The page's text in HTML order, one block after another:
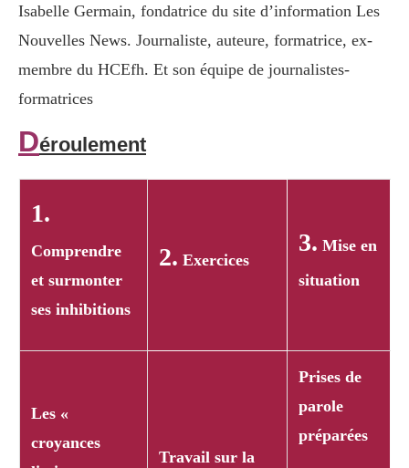
Isabelle Germain, fondatrice du site d’information Les
Nouvelles News. Journaliste, auteure, formatrice, ex-
membre du HCEfh. Et son équipe de journalistes-
formatrices
Déroulement
1.
Comprendre
et surmonter
ses inhibitions
2. Exercices
3. Mise en
situation
Les «
croyances
Travail sur la
Prises de
parole
préparées